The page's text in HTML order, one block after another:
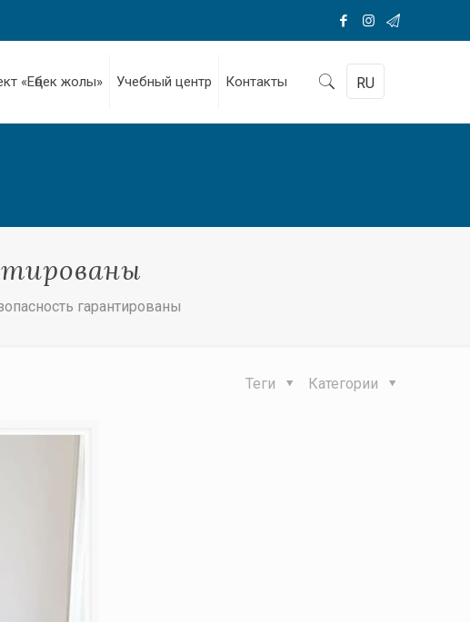
«Еңбек жолы» Учебный центр Контакты RU
гарантированы
Категории
Теги